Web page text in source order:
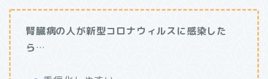
腎臓病の人が新型コロナウィルスに感染した
ら…